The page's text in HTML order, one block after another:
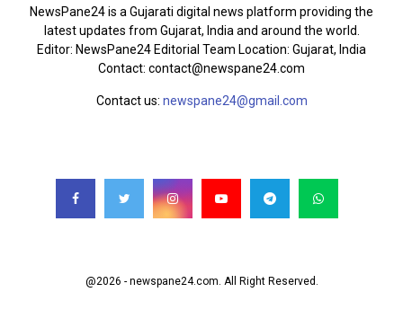
NewsPane24 is a Gujarati digital news platform providing the
latest updates from Gujarat, India and around the world.
Editor: NewsPane24 Editorial Team Location: Gujarat, India
Contact: contact@newspane24.com
Contact us: newspane24@gmail.com
@2026 - newspane24.com. All Right Reserved.